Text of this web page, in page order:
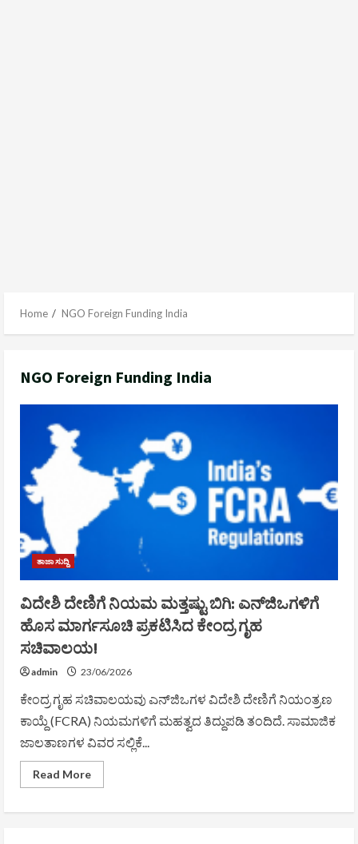
Home NGO Foreign Funding India
NGO Foreign Funding India
ತಾಜಾ ಸುದ್ದಿ
ವಿದೇಶಿ ದೇಣಿಗೆ ನಿಯಮ ಮತ್ತಷ್ಟು ಬಿಗಿ: ಎನ್‌ಜಿಒಗಳಿಗೆ
ಹೊಸ ಮಾರ್ಗಸೂಚಿ ಪ್ರಕಟಿಸಿದ ಕೇಂದ್ರ ಗೃಹ
ಸಚಿವಾಲಯ!
admin 23/06/2026
ಕೇಂದ್ರ ಗೃಹ ಸಚಿವಾಲಯವು ಎನ್‌ಜಿಒಗಳ ವಿದೇಶಿ ದೇಣಿಗೆ ನಿಯಂತ್ರಣ
ಕಾಯ್ದೆ (FCRA) ನಿಯಮಗಳಿಗೆ ಮಹತ್ವದ ತಿದ್ದುಪಡಿ ತಂದಿದೆ. ಸಾಮಾಜಿಕ
ಜಾಲತಾಣಗಳ ವಿವರ ಸಲ್ಲಿಕೆ...
Read MoreRead
more